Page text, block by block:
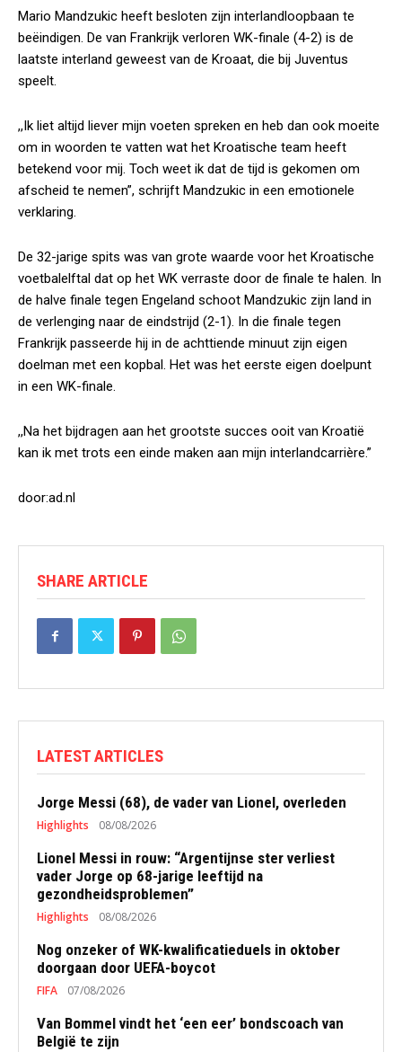
Mario Mandzukic heeft besloten zijn interlandloopbaan te
beëindigen. De van Frankrijk verloren WK-finale (4-2) is de
laatste interland geweest van de Kroaat, die bij Juventus
speelt.
,,Ik liet altijd liever mijn voeten spreken en heb dan ook moeite
om in woorden te vatten wat het Kroatische team heeft
betekend voor mij. Toch weet ik dat de tijd is gekomen om
afscheid te nemen”, schrijft Mandzukic in een emotionele
verklaring.
De 32-jarige spits was van grote waarde voor het Kroatische
voetbalelftal dat op het WK verraste door de finale te halen. In
de halve finale tegen Engeland schoot Mandzukic zijn land in
de verlenging naar de eindstrijd (2-1). In die finale tegen
Frankrijk passeerde hij in de achttiende minuut zijn eigen
doelman met een kopbal. Het was het eerste eigen doelpunt
in een WK-finale.
,,Na het bijdragen aan het grootste succes ooit van Kroatië
kan ik met trots een einde maken aan mijn interlandcarrière.”
door:ad.nl
SHARE ARTICLE
LATEST ARTICLES
Jorge Messi (68), de vader van Lionel, overleden
Highlights 08/08/2026
Lionel Messi in rouw: “Argentijnse ster verliest
vader Jorge op 68-jarige leeftijd na
gezondheidsproblemen”
Highlights 08/08/2026
Nog onzeker of WK-kwalificatieduels in oktober
doorgaan door UEFA-boycot
FIFA 07/08/2026
Van Bommel vindt het ‘een eer’ bondscoach van
België te zijn